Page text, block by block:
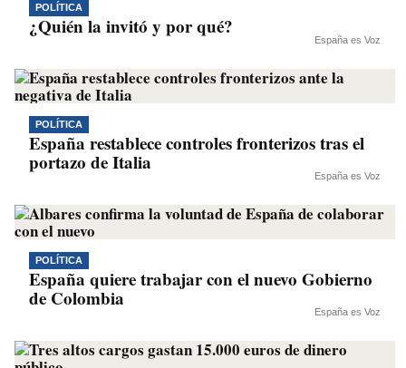
POLÍTICA
¿Quién la invitó y por qué?
España es Voz
POLÍTICA
España restablece controles fronterizos tras el
portazo de Italia
España es Voz
POLÍTICA
España quiere trabajar con el nuevo Gobierno
de Colombia
España es Voz